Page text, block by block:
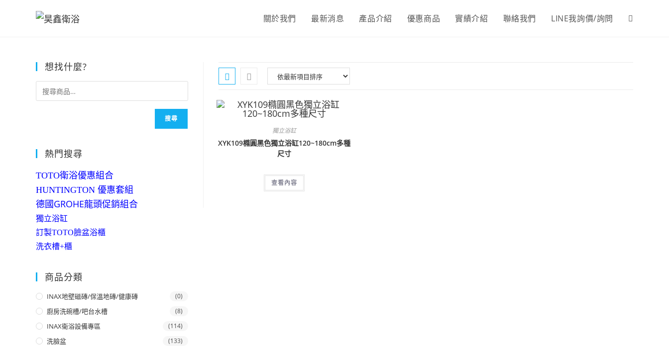
關於我們 最新消息 產品介紹 優惠商品 實績介紹 聯絡我們 LINE我詢價/詢問 Toggle
獨立浴缸
XYK109橢圓黑色獨立浴缸120~180cm多種
尺寸
查看內容
想找什麼?
搜尋
熱門搜尋
TOTO衛浴優惠組合
HUNTINGTON 優惠套組
德國GROHE龍頭促銷組合
獨立浴缸
訂製TOTO臉盆浴櫃
洗衣槽+櫃
商品分類
INAX地壁磁磚/保溫地磚/健康磚 (0)
廚房洗碗槽/吧台水槽 (8)
INAX衛浴設備專區 (114)
洗臉盆 (133)